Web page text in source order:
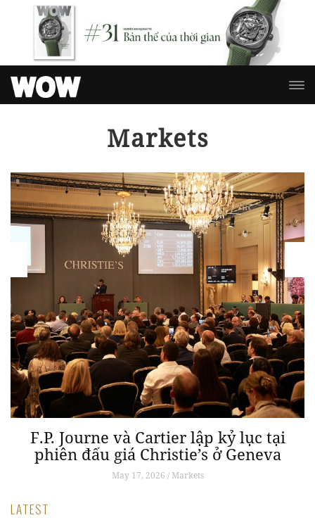
Markets
F.P. Journe và Cartier lập kỷ lục tại
phiên đấu giá Christie’s ở Geneva
May 17, 2026 / Markets
LATEST